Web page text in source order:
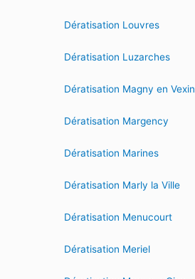
Dératisation Louvres
Dératisation Luzarches
Dératisation Magny en Vexin
Dératisation Margency
Dératisation Marines
Dératisation Marly la Ville
Dératisation Menucourt
Dératisation Meriel